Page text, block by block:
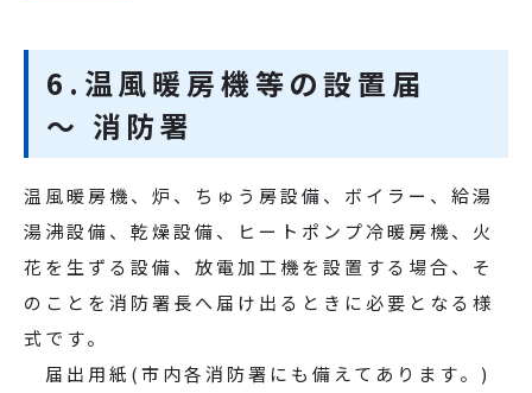
6.温風暖房機等の設置届
～ 消防署
温風暖房機、炉、ちゅう房設備、ボイラー、給湯
湯沸設備、乾燥設備、ヒートポンプ冷暖房機、火
花を生ずる設備、放電加工機を設置する場合、そ
のことを消防署長へ届け出るときに必要となる様
式です。
届出用紙(市内各消防署にも備えてあります。)